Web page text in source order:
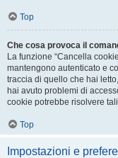
Top
Che cosa provoca il
La funzione “Cancella
mantengono autenticato e
traccia di quello che hai
hai avuto problemi di
cookie potrebbe risolvere
Top
Impostazioni e